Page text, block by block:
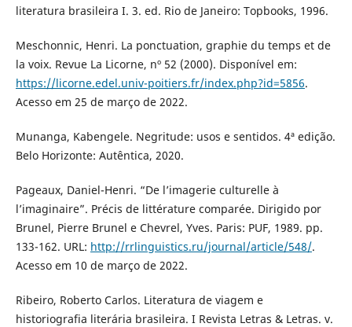
literatura brasileira I. 3. ed. Rio de Janeiro: Topbooks, 1996.
Meschonnic, Henri. La ponctuation, graphie du temps et de
la voix. Revue La Licorne, nº 52 (2000). Disponível em:
https://licorne.edel.univ-poitiers.fr/index.php?id=5856.
Acesso em 25 de março de 2022.
Munanga, Kabengele. Negritude: usos e sentidos. 4ª edição.
Belo Horizonte: Autêntica, 2020.
Pageaux, Daniel-Henri. “De l’imagerie culturelle à
l’imaginaire”. Précis de littérature comparée. Dirigido por
Brunel, Pierre Brunel e Chevrel, Yves. Paris: PUF, 1989. pp.
133-162. URL: http://rrlinguistics.ru/journal/article/548/.
Acesso em 10 de março de 2022.
Ribeiro, Roberto Carlos. Literatura de viagem e
historiografia literária brasileira. I Revista Letras & Letras. v.